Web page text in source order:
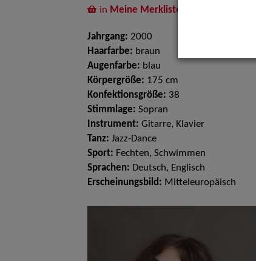
in Meine Merkliste
Jahrgang: 2000
Haarfarbe: braun
Augenfarbe: blau
Körpergröße: 175 cm
Konfektionsgröße: 38
Stimmlage: Sopran
Instrument: Gitarre, Klavier
Tanz: Jazz-Dance
Sport: Fechten, Schwimmen
Sprachen: Deutsch, Englisch
Erscheinungsbild: Mitteleuropäisch